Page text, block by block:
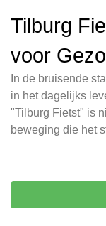
Tilburg
voor
In de bruisende
in het dagelijks
"Tilburg Fietst" is
beweging die het